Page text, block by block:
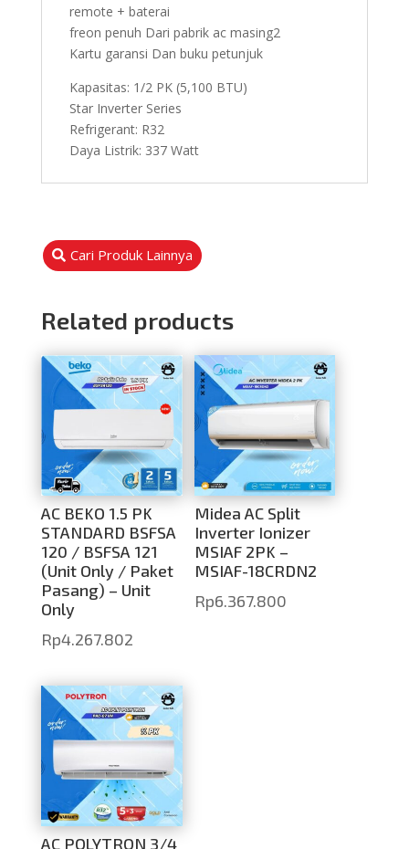
remote + baterai
freon penuh Dari pabrik ac masing2
Kartu garansi Dan buku petunjuk
Kapasitas: 1/2 PK (5,100 BTU)
Star Inverter Series
Refrigerant: R32
Daya Listrik: 337 Watt
Cari Produk Lainnya
Related products
AC BEKO 1.5 PK
STANDARD BSFSA
120 / BSFSA 121
(Unit Only / Paket
Pasang) – Unit
Only
Rp4.267.802
Midea AC Split
Inverter Ionizer
MSIAF 2PK –
MSIAF-18CRDN2
Rp6.367.800
AC POLYTRON 3/4